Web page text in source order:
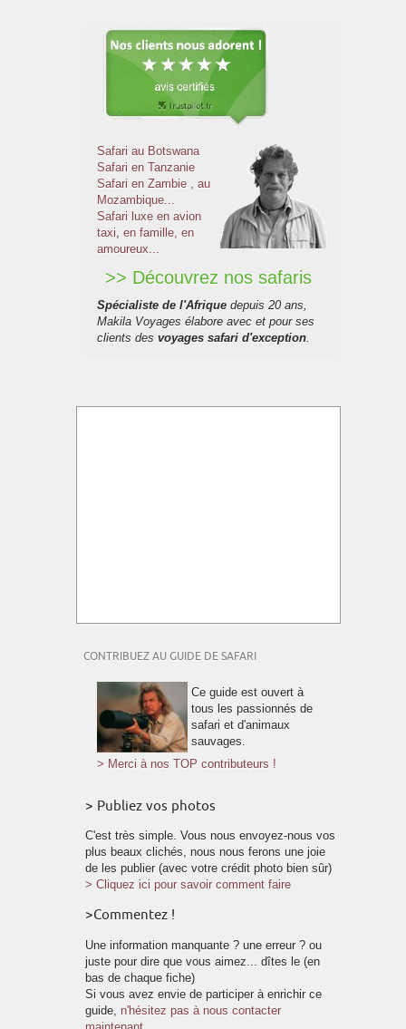
Safari au Botswana
Safari en Tanzanie
Safari en Zambie
, au
Mozambique...
Safari luxe en avion
taxi en famille, en
amoureux...
>> Découvrez nos safaris
Spécialiste de l'Afrique depuis 20 ans,
Makila Voyages élabore avec et pour ses
clients des voyages safari d'exception
CONTRIBUEZ AU GUIDE DE SAFARI
Ce guide est ouvert à
tous les passionnés de
safari et d'animaux
sauvages.
> Merci à nos TOP contributeurs !
> Publiez vos photos
C'est très simple. Vous nous envoyez-nous vos
plus beaux clichés, nous nous ferons une joie
de les publier (avec votre crédit photo bien sûr)
> Cliquez ici pour savoir comment faire
>Commentez !
Une information manquante ? une erreur ? ou
juste pour dire que vous aimez... dîtes le (en
bas de chaque fiche)
Si vous avez envie de participer à enrichir ce
guide, n'hésitez pas à nous contacter